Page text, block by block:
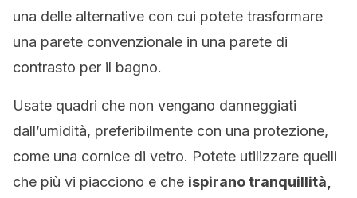
una delle alternative con cui potete trasformare
una parete convenzionale in una parete di
contrasto per il bagno.
Usate quadri che non vengano danneggiati
dall’umidità, preferibilmente con una protezione,
come una cornice di vetro. Potete utilizzare quelli
che più vi piacciono e che ispirano tranquillità,